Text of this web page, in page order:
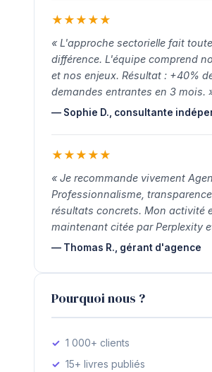
★ ★ ★ ★ ★
« L'approche sectorielle fait
différence. L'équipe comprend
et nos enjeux. Résultat : +40%
demandes entrantes en 3 mois.
— Sophie D., consultante
★ ★ ★ ★ ★
« Je recommande vivement
Professionnalisme,
résultats concrets. Mon activité
maintenant citée par Perplexity
— Thomas R., gérant d'agence
Pourquoi nous ?
1 000+ clients
15+ livres publiés